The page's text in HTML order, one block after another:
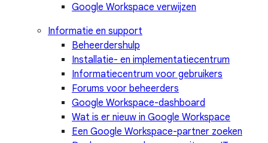
Google Workspace verwijzen
Informatie en support
Beheerdershulp
Installatie- en implementatiecentrum
Informatiecentrum voor gebruikers
Forums voor beheerders
Google Workspace-dashboard
Wat is er nieuw in Google Workspace
Een Google Workspace-partner zoeken